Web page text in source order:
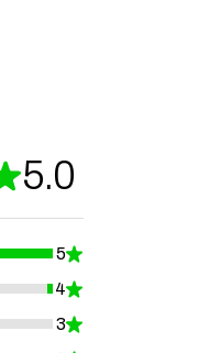
5.0
★
5
★
4
★
3
0%